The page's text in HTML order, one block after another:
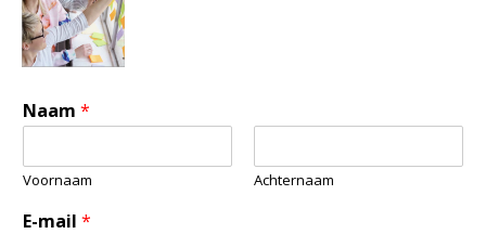
Naam *
Voornaam Achternaam
E-mail *